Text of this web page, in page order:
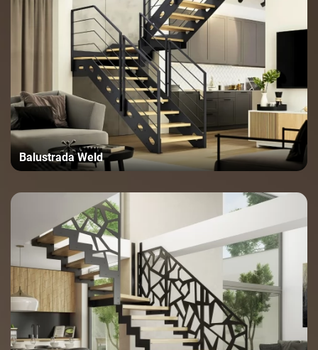
Balustrada Weld